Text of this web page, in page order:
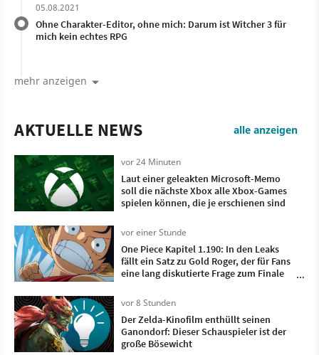
05.08.2021
Ohne Charakter-Editor, ohne mich: Darum ist Witcher 3 für
mich kein echtes RPG
mehr anzeigen
AKTUELLE NEWS alle anzeigen
vor 24 Minuten
Laut einer geleakten Microsoft-Memo
soll die nächste Xbox alle Xbox-Games
spielen können, die je erschienen sind
vor einer Stunde
One Piece Kapitel 1.190: In den Leaks
fällt ein Satz zu Gold Roger, der für Fans
eine lang diskutierte Frage zum Finale
vor 8 Stunden
Der Zelda-Kinofilm enthüllt seinen
Ganondorf: Dieser Schauspieler ist der
große Bösewicht